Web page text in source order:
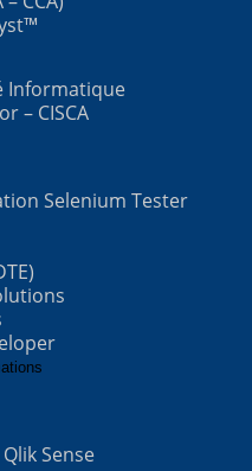
Informatique
– CISCA
Selenium Tester
Sense